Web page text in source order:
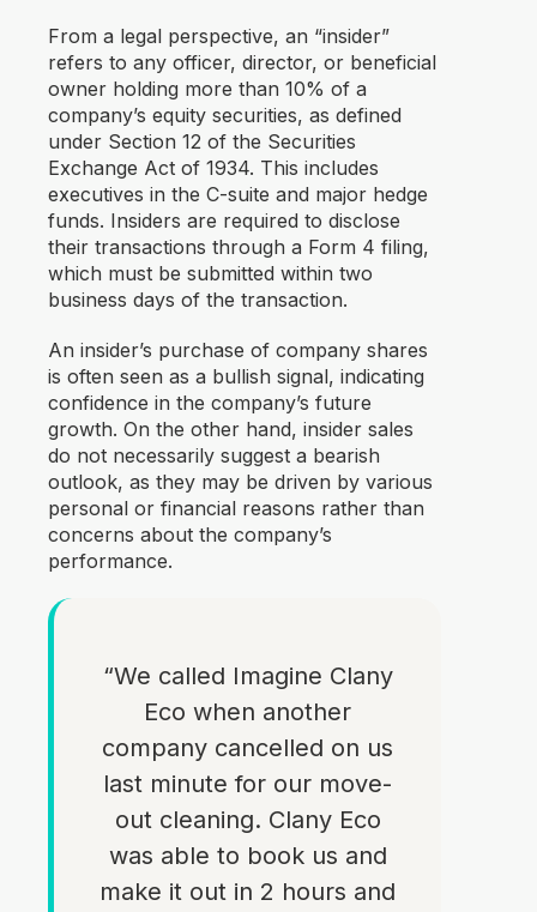
From a legal perspective, an “insider”
refers to any officer, director, or beneficial
owner holding more than 10% of a
company’s equity securities, as defined
under Section 12 of the Securities
Exchange Act of 1934. This includes
executives in the C-suite and major hedge
funds. Insiders are required to disclose
their transactions through a Form 4 filing,
which must be submitted within two
business days of the transaction.
An insider’s purchase of company shares
is often seen as a bullish signal, indicating
confidence in the company’s future
growth. On the other hand, insider sales
do not necessarily suggest a bearish
outlook, as they may be driven by various
personal or financial reasons rather than
concerns about the company’s
performance.
“We called Imagine Clany
Eco when another
company cancelled on us
last minute for our move-
out cleaning. Clany Eco
was able to book us and
make it out in 2 hours and